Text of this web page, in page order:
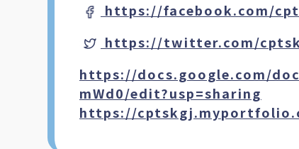
https://facebook.com/
https://twitter.com/
https://docs.google.com/
mWd0/edit?usp=sharing
https://